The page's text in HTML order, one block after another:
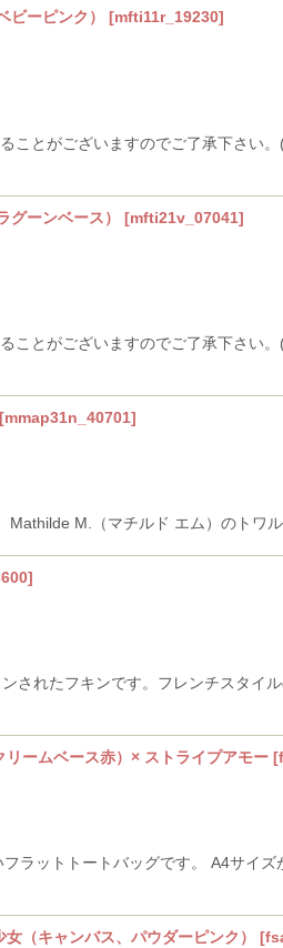
ーピンク） [mfti11r_19230]
ことがございますのでご了承下さい
ーンベース） [mfti21v_07041]
ことがございますのでご了承下さい
[mmap31n_40701]
M.（マチルド エム）のトワ
]
されたフキンです。フレンチスタイ
リームベース赤）× ストライプアモー [
ラットトートバッグです。 A4サイ
（キャンバス、パウダーピンク） [